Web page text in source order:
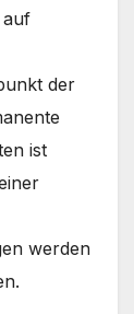
auf
der
ist
werden